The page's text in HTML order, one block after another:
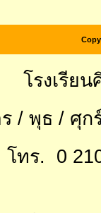
โรงเรีย
/ พุธ / ศุก
โทร. 0